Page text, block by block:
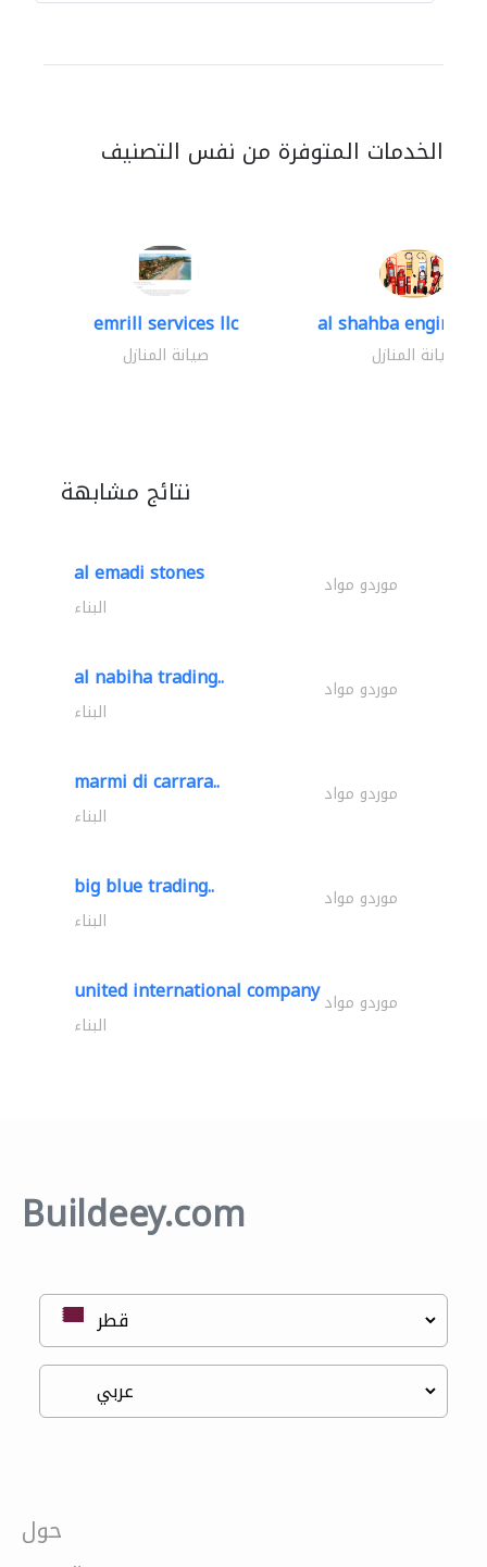
الخدمات المتوفرة من نفس التصنيف
emrill services llc
صيانة المنازل
al shahba
صيانة المنازل
نتائج مشابهة
al emadi stones موردو مواد
البناء
al nabiha trading.. موردو مواد
البناء
marmi di carrara.. موردو مواد
البناء
big blue trading.. موردو مواد
البناء
united international companyموردو مواد
البناء
Buildeey.com
حول